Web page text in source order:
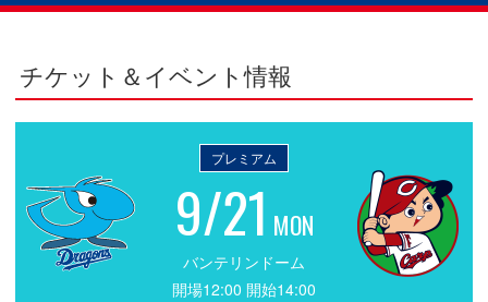
チケット＆イベント情報
プレミアム
9/21 MON
バンテリンドーム
開場12:00 開始14:00